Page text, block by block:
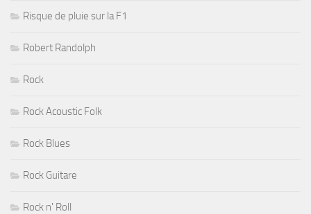
Risque de pluie sur la F1
Robert Randolph
Rock
Rock Acoustic Folk
Rock Blues
Rock Guitare
Rock n' Roll